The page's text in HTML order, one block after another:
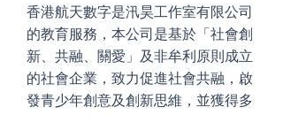
香港航天數字是汛昊工作室有限公司
的教育服務，本公司是基於「社會創
新、共融、關愛」及非牟利原則成立
的社會企業，致力促進社會共融，啟
發青少年創意及創新思維，並獲得多